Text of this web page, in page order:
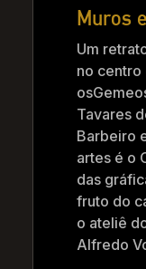
Muros
Um
no centro
Tavares
Barbeiro
artes é o
das
fruto do
o ateliê
Alfredo